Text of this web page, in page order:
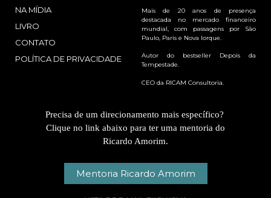
NA MÍDIA
LIVRO
CONTATO
POLÍTICA DE PRIVACIDADE
Mais de 20 anos de presença
destacada no mercado financeiro
mundial, com passagens por São
Paulo, Paris e Nova Iorque.
Autor do bestseller Depois da
Tempestade.
CEO da RICAM Consultoria.
Precisa de um direcionamento mais específico?
Clique no link abaixo para ter uma mentoria do
Ricardo Amorim.
Mentoria Ricardo Amorim